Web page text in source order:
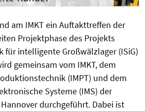
am IMKT ein Auftakttreffen der
Projektphase des Projekts
für intelligente Großwälzlager (ISiG)
gemeinsam vom IMKT, dem
(IMPT) und dem
Systeme (IMS) der
durchgeführt. Dabei ist